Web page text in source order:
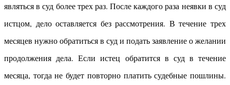
являться в суд более трех раз. После каждого раза неявки в суд
истцом, дело оставляется без рассмотрения. В течение трех
месяцев нужно обратиться в суд и подать заявление о желании
продолжения дела. Если истец обратится в суд в течение
месяца, тогда не будет повторно платить судебные пошлины.